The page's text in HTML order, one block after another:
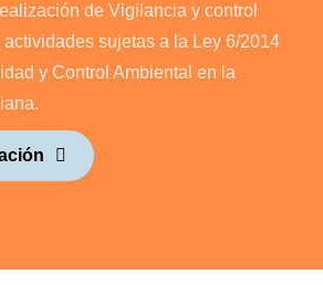
de Vigilancia y control
sujetas a la Ley 6/2014
y Control Ambiental en la